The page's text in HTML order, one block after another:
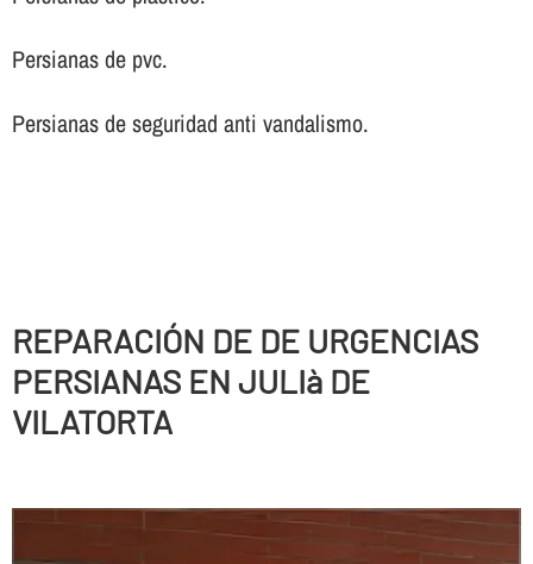
Persianas de pvc.
Persianas de seguridad anti vandalismo.
REPARACIÓN DE DE URGENCIAS
PERSIANAS EN JULIà DE
VILATORTA